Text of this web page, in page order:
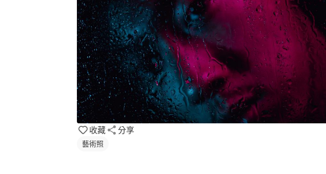
收藏 分享
藝術照